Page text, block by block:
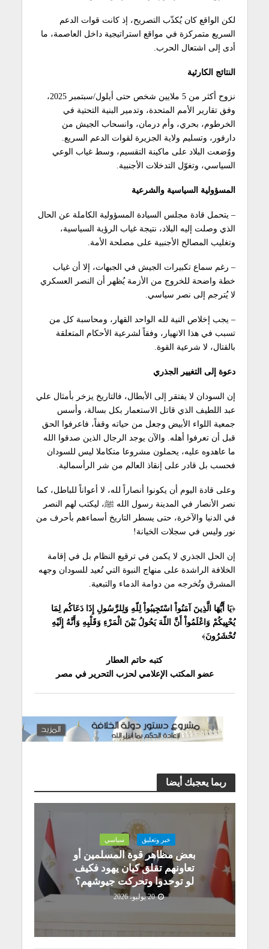
لكن الواقع كان يُكذّب التصريح، إذ كانت قوات الدعم
السريع متمركزة في مواقع استراتيجية داخل العاصمة، ما
أدى إلى اشتعال الحرب.
النتائج الكارثية
نزوح أكثر من 5 ملايين شخص حتى أيلول/سبتمبر 2025،
وفق تقارير الأمم المتحدة، وتدمير البنية التحتية في
الخرطوم، بحري، وأم درمان، وانسحاب الجيش من
دارفور، وتسليم ولاية الجزيرة لقوات الدعم السريع.
ووُضعت البلاد على ماكينة التقسيم، وسط غياب الوعي
السياسي، وتغوّل التدخلات الأجنبية.
المسؤولية السياسية والشرعية
– يتحمل قادة مجلس السيادة المسؤولية الكاملة عن الحال
الذي وصلت إليه البلاد، نتيجة غياب الرؤية السياسية،
وتغليب المصالح الأجنبية على مصلحة الأمة.
– رغم سماع تكبيرات الجيش في الجبهات، إلا أن غياب
خطة واضحة للخروج من الأزمة يُظهر أن النصر العسكري
لا يُترجم إلى نصر سياسي.
– يجب إخلاص النية لله الواحد القهار، ومحاسبة كل من
تسبب في هذا الانهيار، وفقاً لشرعية الأحكام المتعلقة
بالقتال، لا شرعية القوة.
دعوة إلى التغيير الجذري
إن السودان لا يفتقر إلى الأبطال، فالتاريخ يزخر بأمثال علي
عبد اللطيف الذي قاتل الاستعمار بكل بسالة، وأسس
جمعية اللواء الأبيض وجعل من حياته وقفاً، فاعرفوا الحق
قبل أن تعرفوا أهله. والآن يوجد الرجال الذين صدقوا الله
ما عاهدوه عليه، يحملون مشروعا متكاملا ليس للسودان
فحسب بل قادر على إنقاذ العالم من شر الرأسمالية.
وعلى قادة اليوم أن يكونوا أنصاراً لله، لا أعواناً للباطل، كما
نصر الأنصار في المدينة رسول الله ﷺ، ليكتب لهم النصر
في الدنيا والآخرة، حتى يسطر التاريخ أسماءهم بأحرف من
نور وليس في سجلات الخيانة!
إن الحل الجذري لا يكمن في ترقيع النظام بل في إقامة
الخلافة الراشدة على منهاج النبوة التي تُعيد للسودان وجهه
المشرق وتُخرجه من دوامة الدماء والتبعية.
﴿يَا أَيُّهَا الَّذِينَ آمَنُواْ اسْتَجِيبُواْ لِلّهِ وَلِلرَّسُولِ إِذَا دَعَاكُم لِمَا
يُحْيِيكُمْ وَاعْلَمُواْ أَنَّ اللّهَ يَحُولُ بَيْنَ الْمَرْءِ وَقَلْبِهِ وَأَنَّهُ إِلَيْهِ
تُحْشَرُونَ﴾
كتبه حاتم العطار
عضو المكتب الإعلامي لحزب التحرير في مصر
ربما يعجبك أيضا
خبر وتعليق سياسي
بعض مظاهر قوة المسلمين أو
تعاونهم تقلق كيان يهود فكيف
لو توحدوا وتحركت جيوشهم؟
20 يوليو، 2026